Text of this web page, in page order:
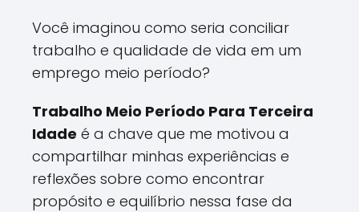
Você imaginou como seria conciliar
trabalho e qualidade de vida em um
emprego meio período?
Trabalho Meio Período Para Terceira
Idade é a chave que me motivou a
compartilhar minhas experiências e
reflexões sobre como encontrar
propósito e equilíbrio nessa fase da